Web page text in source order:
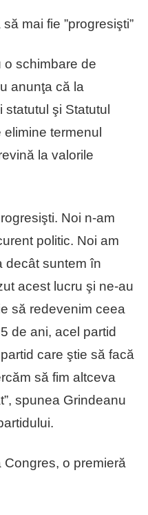
mai fie ”progresişti”
o schimbare de
anunţa că la
şi Statutul
termenul
la valorile
Noi n-am
politic. Noi am
decât suntem în
acest lucru şi ne-au
să redevenim ceea
de ani, acel partid
care ştie să facă
să fim altceva
spunea Grindeanu
Congres, o premieră